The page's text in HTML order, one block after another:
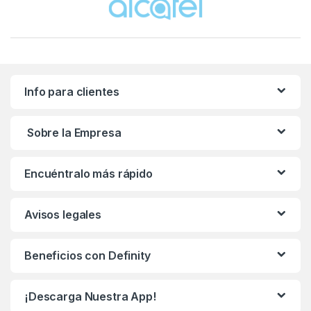
Info para clientes
Sobre la Empresa
Encuéntralo más rápido
Avisos legales
Beneficios con Definity
¡Descarga Nuestra App!